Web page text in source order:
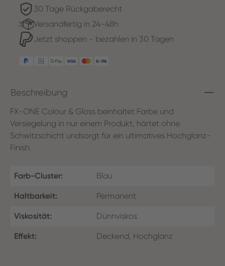
30 Tage Rückgaberecht
Versandfertig in 24-48h
Jetzt shoppen - bezahlen in 30 Tagen
Beschreibung
FX-ONE Colour & Gloss beinhaltet Farbe und
Versiegelung in nur einem Produkt, härtet ohne
Schwitzschicht undsorgt für ein ultimatives Hochglanz-
Finish.
Farb-Cluster: Blau
Haltbarkeit: Permanent
Viskosität: Dünnviskos
Effekt: Deckend, Hochglanz